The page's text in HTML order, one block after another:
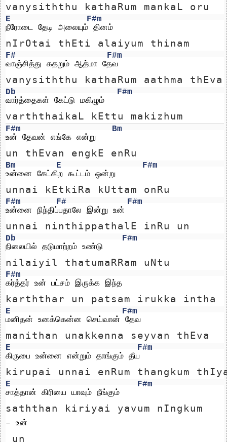
vanysiththu kathaRum mankaL oru
E
F#m
நீரோடை தேடி அலையும் தினம்
nIrOtai thEti alaiyum thinam
F#
F#m
வாஞ்சித்து கதறும் ஆத்மா தேவ
vanysiththu kathaRum aathma
Db
F#m
வார்த்தைகள் கேட்டு மகிழும்
varththaikaL kEttu makizhum
F#m
Bm
உன் தேவன் எங்கே என்று
un thEvan engkE enRu
Bm E
F#m
உன்னை கேட்கிற கூட்டம் ஒன்று
unnai kEtkiRa kUttam onRu
F#m F#
F#m
உன்னை நிந்திப்பதாலே இன்று உன்
unnai ninthippathalE inRu un
Db
F#m
நிலையில் தடுமாற்றம் உண்டு
nilaiyil thatumaRRam uNtu
F#m
கர்த்தர் உன் பட்சம் இருக்க இந்த
karththar un patsam irukka intha
E
F#m
மனிதன் உனக்கென்ன செய்வான் தேவ
manithan unakkenna seyvan thEva
E
F#m
கிருபை உன்னை என்றும் தாங்கும் தீய
kirupai unnai enRum thangkum
E
F#m
சாத்தான் கிரியை யாவும் நீங்கும்
saththan kiriyai yavum nIngkum
– உன்
un